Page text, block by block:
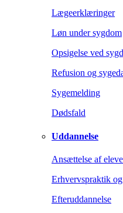
Lægeerklæringer
Løn under sygdom
Opsigelse ved
Refusion og
Sygemelding
Dødsfald
Uddannelse
Ansættelse af
Erhvervspraktik
Efteruddannelse